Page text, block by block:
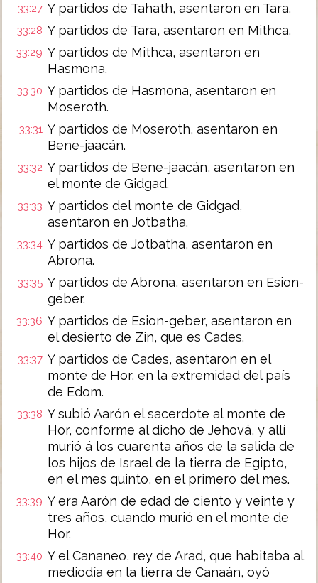
33:27 Y partidos de Tahath, asentaron en Tara.
33:28 Y partidos de Tara, asentaron en Mithca.
33:29 Y partidos de Mithca, asentaron en
Hasmona.
33:30 Y partidos de Hasmona, asentaron en
Moseroth.
33:31 Y partidos de Moseroth, asentaron en
Bene-jaacán.
33:32 Y partidos de Bene-jaacán, asentaron en
el monte de Gidgad.
33:33 Y partidos del monte de Gidgad,
asentaron en Jotbatha.
33:34 Y partidos de Jotbatha, asentaron en
Abrona.
33:35 Y partidos de Abrona, asentaron en Esion-
geber.
33:36 Y partidos de Esion-geber, asentaron en
el desierto de Zin, que es Cades.
33:37 Y partidos de Cades, asentaron en el
monte de Hor, en la extremidad del país
de Edom.
33:38 Y subió Aarón el sacerdote al monte de
Hor, conforme al dicho de Jehová, y allí
murió á los cuarenta años de la salida de
los hijos de Israel de la tierra de Egipto,
en el mes quinto, en el primero del mes.
33:39 Y era Aarón de edad de ciento y veinte y
tres años, cuando murió en el monte de
Hor.
33:40 Y el Cananeo, rey de Arad, que habitaba al
mediodía en la tierra de Canaán, oyó